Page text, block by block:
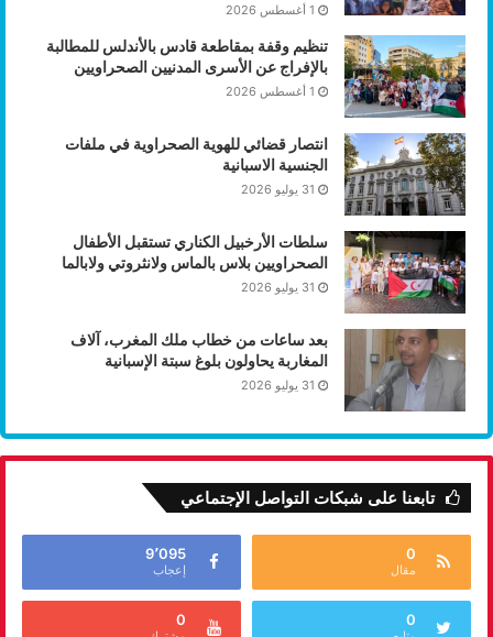
1 أغسطس 2026
تنظيم وقفة بمقاطعة قادس بالأندلس للمطالبة
بالإفراج عن الأسرى المدنيين الصحراويين
1 أغسطس 2026
انتصار قضائي للهوية الصحراوية في ملفات
الجنسية الاسبانية
31 يوليو 2026
سلطات الأرخبيل الكناري تستقبل الأطفال
الصحراويين بلاس بالماس ولانثروتي ولابالما
31 يوليو 2026
بعد ساعات من خطاب ملك المغرب، آلاف
المغاربة يحاولون بلوغ سبتة الإسبانية
31 يوليو 2026
تابعنا على شبكات التواصل الإجتماعي
0
مقال
9٬095
إعجاب
0
0